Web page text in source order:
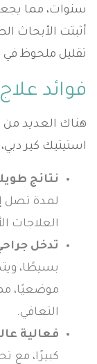
سنوات، مما
أثبتت الأبحاث
تقليل ملحوظ
فوائد
هناك العديد من
استيتيك كير
نتائج
العلاجات
تدخل
بسيطًا،
موضعيًا،
التعافي.
فعالية
كبيرًا، مع